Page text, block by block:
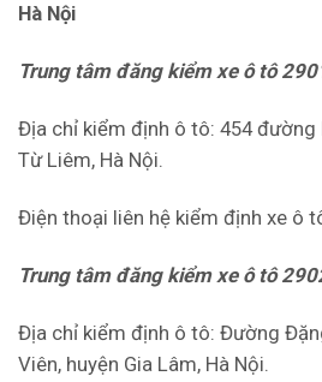
Hà Nội
Trung tâm đăng kiểm xe ô tô
Địa chỉ kiểm định ô tô: 454 đường
Từ Liêm, Hà Nội.
Điện thoại liên hệ kiểm định xe ô
Trung tâm đăng kiểm xe ô tô
Địa chỉ kiểm định ô tô: Đường
Viên, huyện Gia Lâm, Hà Nội.